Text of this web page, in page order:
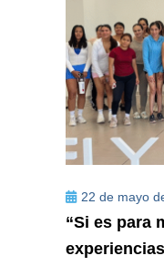
22 de mayo
“Si es para